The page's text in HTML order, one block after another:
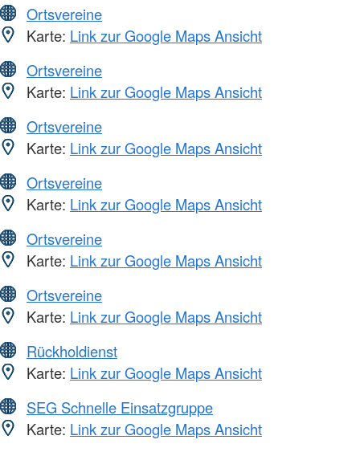
Ortsvereine
Karte: Link zur Google Maps Ansicht
Ortsvereine
Karte: Link zur Google Maps Ansicht
Ortsvereine
Karte: Link zur Google Maps Ansicht
Ortsvereine
Karte: Link zur Google Maps Ansicht
Ortsvereine
Karte: Link zur Google Maps Ansicht
Ortsvereine
Karte: Link zur Google Maps Ansicht
Rückholdienst
Karte: Link zur Google Maps Ansicht
SEG Schnelle Einsatzgruppe
Karte: Link zur Google Maps Ansicht